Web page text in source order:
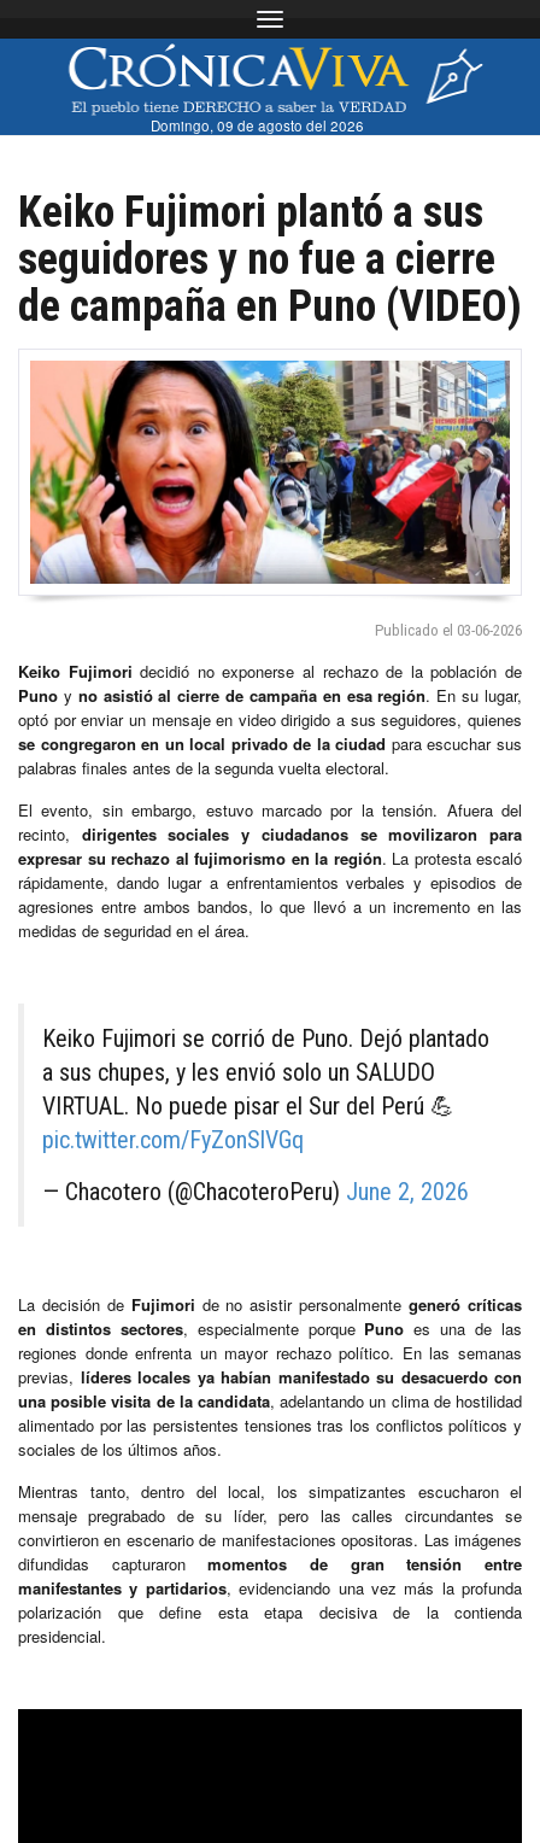
Toggle navigation
Domingo, 09 de agosto del 2026
Keiko Fujimori plantó a sus
seguidores y no fue a cierre
de campaña en Puno (VIDEO)
Publicado el 03-06-2026
Keiko Fujimori decidió no exponerse al rechazo de la población de
Puno y no asistió al cierre de campaña en esa región. En su lugar,
optó por enviar un mensaje en video dirigido a sus seguidores, quienes
se congregaron en un local privado de la ciudad para escuchar sus
palabras finales antes de la segunda vuelta electoral.
El evento, sin embargo, estuvo marcado por la tensión. Afuera del
recinto, dirigentes sociales y ciudadanos se movilizaron para
expresar su rechazo al fujimorismo en la región. La protesta escaló
rápidamente, dando lugar a enfrentamientos verbales y episodios de
agresiones entre ambos bandos, lo que llevó a un incremento en las
medidas de seguridad en el área.
Keiko Fujimori se corrió de Puno. Dejó plantado
a sus chupes, y les envió solo un SALUDO
VIRTUAL. No puede pisar el Sur del Perú 💪
pic.twitter.com/FyZonSlVGq
— Chacotero (@ChacoteroPeru) June 2, 2026
La decisión de Fujimori de no asistir personalmentegeneró críticas
en distintos sectores, especialmente porque Puno es una de las
regiones donde enfrenta un mayor rechazo político. En las semanas
previas, líderes locales ya habían manifestado su desacuerdo con
una posible visita de la candidata, adelantando un clima de hostilidad
alimentado por las persistentes tensiones tras los conflictos políticos y
sociales de los últimos años.
Mientras tanto, dentro del local, los simpatizantes escucharon el
mensaje pregrabado de su líder, pero las calles circundantes se
convirtieron en escenario de manifestaciones opositoras. Las imágenes
difundidas capturaronmomentos de gran tensión entre
manifestantes y partidarios, evidenciando una vez más la profunda
polarización que define esta etapa decisiva de la contienda
presidencial.